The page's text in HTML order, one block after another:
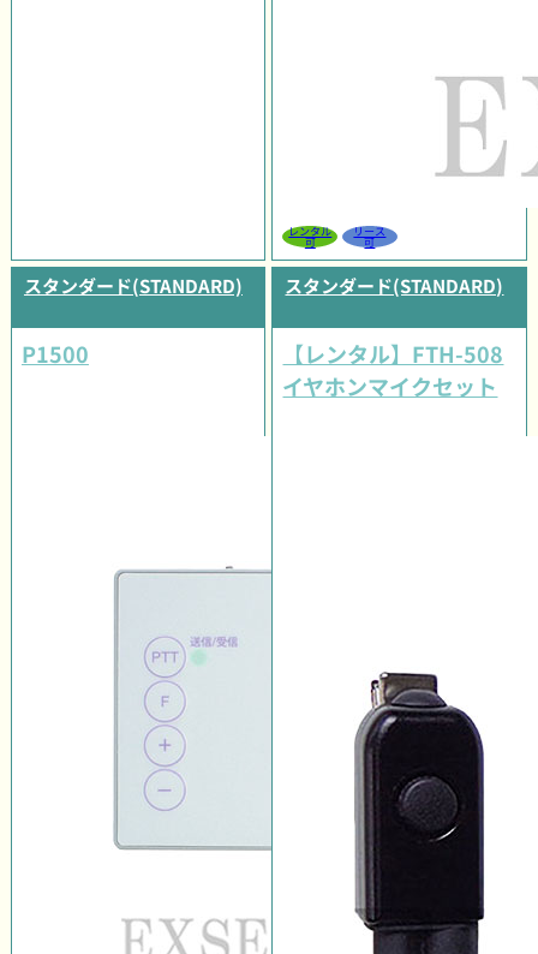
レンタル
可
リース
可
スタンダード(STANDARD)
P1500
スタンダード(STANDARD)
【レンタル】FTH-508
イヤホンマイクセット